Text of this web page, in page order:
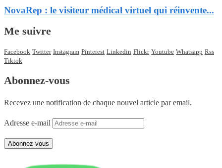
NovaRep : le visiteur médical virtuel qui réinvente...
Me suivre
Facebook Twitter Instagram Pinterest Linkedin Flickr Youtube Whatsapp Rss
Tiktok
Abonnez-vous
Recevez une notification de chaque nouvel article par email.
Adresse e-mail
Abonnez-vous